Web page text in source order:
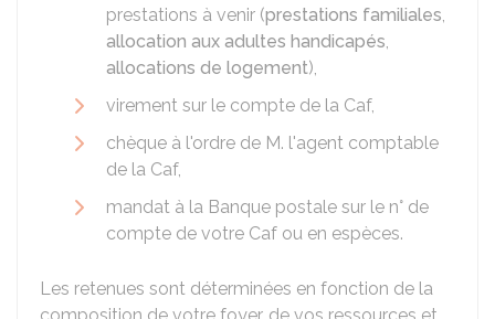
prestations à venir (prestations familiales,
allocation aux adultes handicapés,
allocations de logement),
virement sur le compte de la Caf,
chèque à l'ordre de M. l'agent comptable
de la Caf,
mandat à la Banque postale sur le n° de
compte de votre Caf ou en espèces.
Les retenues sont déterminées en fonction de la